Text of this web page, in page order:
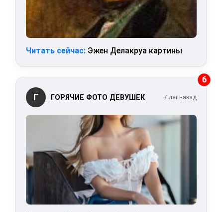
Читать сейчас: Эжен Делакруа картины
6
Г ГОРЯЧИЕ ФОТО ДЕВУШЕК 7 лет назад